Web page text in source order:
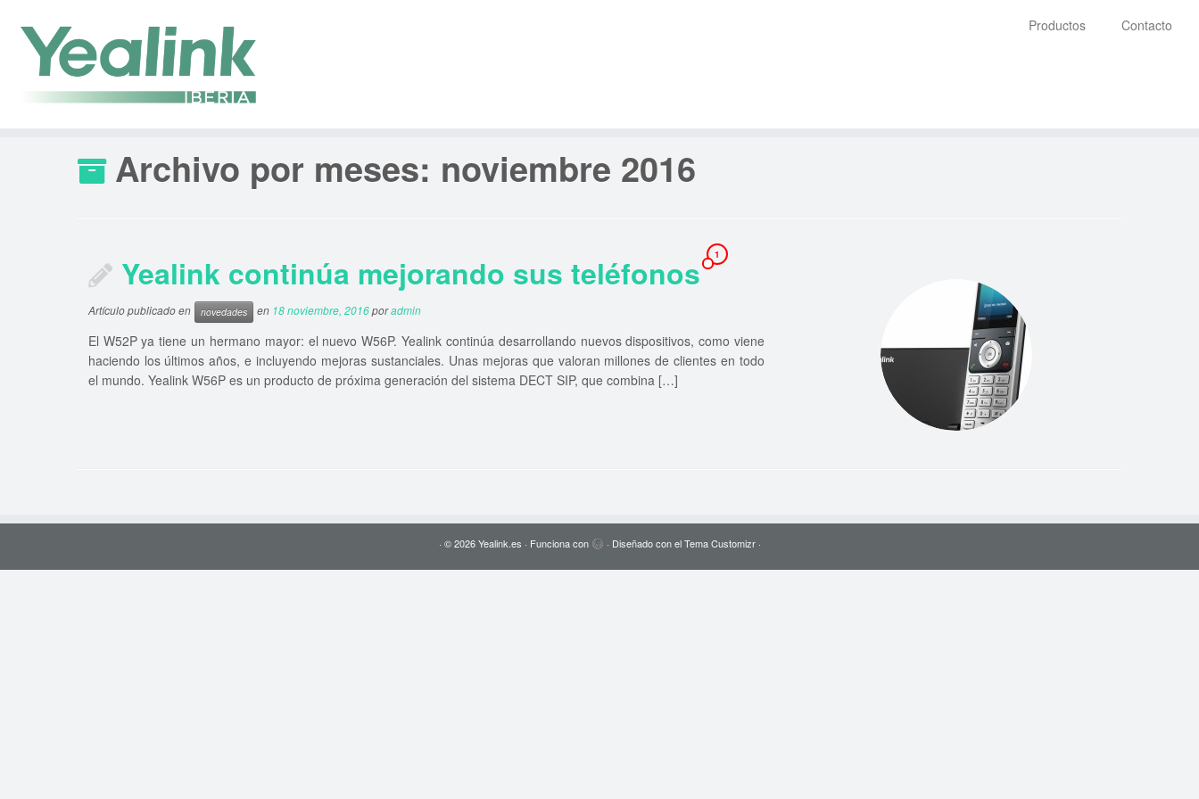
contenido
Productos Contacto
Archivo por meses: noviembre 2016
Yealink continúa mejorando sus teléfonos 1
Artículo publicado en novedades en 18 noviembre, 2016poradmin
El W52P ya tiene un hermano mayor: el nuevo W56P. Yealink continúa desarrollando nuevos dispositivos, como viene
haciendo los últimos años, e incluyendo mejoras sustanciales. Unas mejoras que valoran millones de clientes en todo
el mundo. Yealink W56P es un producto de próxima generación del sistema DECT SIP, que combina […]
· © 2026 Yealink.es · Funciona con · Diseñado con elTema Customizr·